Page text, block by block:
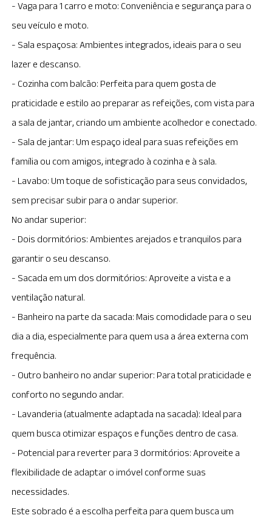
- Vaga para 1 carro e moto: Conveniência e segurança para o
seu veículo e moto.
- Sala espaçosa: Ambientes integrados, ideais para o seu
lazer e descanso.
- Cozinha com balcão: Perfeita para quem gosta de
praticidade e estilo ao preparar as refeições, com vista para
a sala de jantar, criando um ambiente acolhedor e conectado.
- Sala de jantar: Um espaço ideal para suas refeições em
família ou com amigos, integrado à cozinha e à sala.
- Lavabo: Um toque de sofisticação para seus convidados,
sem precisar subir para o andar superior.
No andar superior:
- Dois dormitórios: Ambientes arejados e tranquilos para
garantir o seu descanso.
- Sacada em um dos dormitórios: Aproveite a vista e a
ventilação natural.
- Banheiro na parte da sacada: Mais comodidade para o seu
dia a dia, especialmente para quem usa a área externa com
frequência.
- Outro banheiro no andar superior: Para total praticidade e
conforto no segundo andar.
- Lavanderia (atualmente adaptada na sacada): Ideal para
quem busca otimizar espaços e funções dentro de casa.
- Potencial para reverter para 3 dormitórios: Aproveite a
flexibilidade de adaptar o imóvel conforme suas
necessidades.
Este sobrado é a escolha perfeita para quem busca um